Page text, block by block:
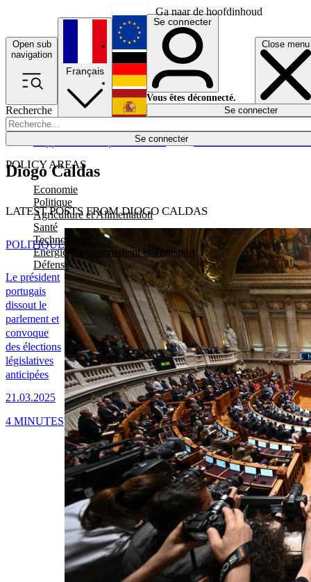
Ga naar de hoofdinhoud
Open sub
navigation
Close menu
Recherche
Se connecter
POLICY AREAS
Economie
Politique
Agriculture et Alimentation
Santé
Technologies
Energie, Environnement et Transport
Défense
Économie
Français
English
Deutsch
Español
Se connecter
Vous êtes déconnecté.
Se connecter
Diogo Caldas
LATEST POSTS FROM DIOGO CALDAS
Le président
portugais
dissout le
parlement et
convoque
des élections
législatives
anticipées
21.03.2025
POLITIQUE
4 MINUTES